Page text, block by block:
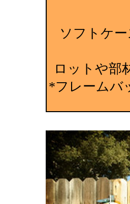
ソフトケ
ロットや部
*フレームバ